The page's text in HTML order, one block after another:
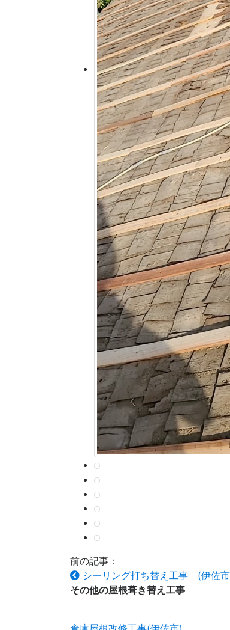
前の記事：
シーリング打ち替え工事 (伊佐
その他の屋根葺き替え工事